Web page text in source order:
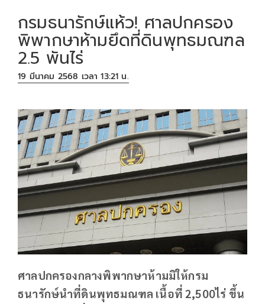
กรมธนารักษ์แห้ว! ศาลปกครอง
พิพากษาห้ามยึดที่ดินพุทธมณฑล
2.5 พันไร่
19 มีนาคม 2568 เวลา 13:21 น.
ศาลปกครองกลางพิพากษาห้ามมิให้กรม
ธนารักษ์นำที่ดินพุทธมณฑล เนื้อที่ 2,500ไร่ ขึ้น